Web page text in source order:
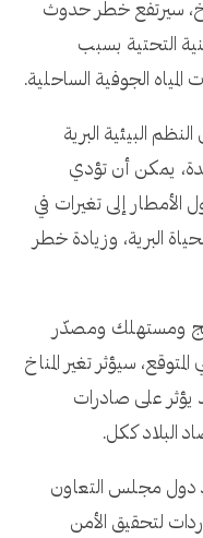
سيرتفع خطر حدوث
التحتية بسبب
المياه الجوفية الساحلية.
البيئية البرية
يمكن أن تؤدي
الأمطار إلى تغيرات في
البرية، وزيادة خطر
ومستهلك ومصدّر
سيؤثر تغير المناخ
يؤثر على صادرات
البلاد ككل.
دول مجلس التعاون
لتحقيق الأمن